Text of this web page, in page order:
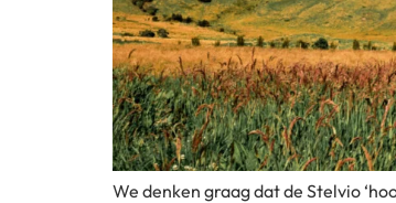
We denken graag dat de Stelvio